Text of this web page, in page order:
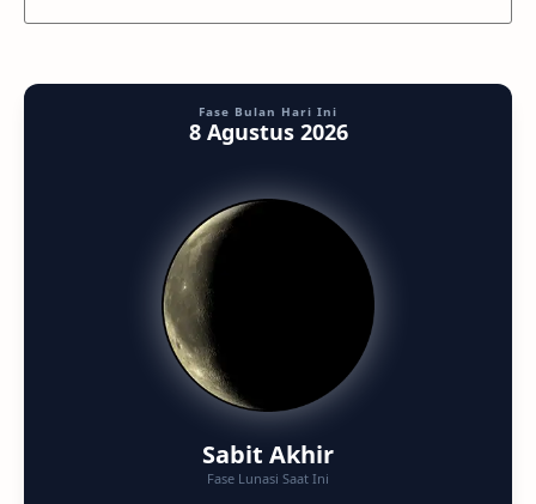
Fase Bulan Hari Ini
8 Agustus 2026
Sabit Akhir
Fase Lunasi Saat Ini